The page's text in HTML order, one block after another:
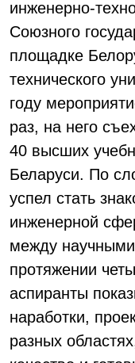
инженерно-
Союзного
площадке
технического
году
раз, на него
40 высших
Беларуси. По
успел стать
инженерной
между
протяжении
аспиранты
наработки,
разных